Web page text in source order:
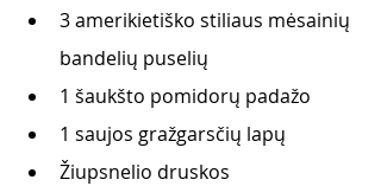
3 amerikietiško stiliaus mėsainių
bandelių puselių
1 šaukšto pomidorų padažo
1 saujos gražgarsčių lapų
Žiupsnelio druskos